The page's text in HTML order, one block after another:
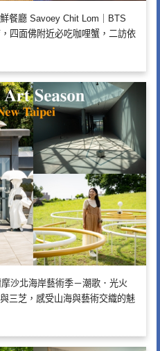
餐廳 Savoey Chit Lom｜BTS
四面佛附近必吃咖哩蟹，二訪依
沙北海岸藝術季－潮歌．光火
三芝，感受山海與藝術交織的魅